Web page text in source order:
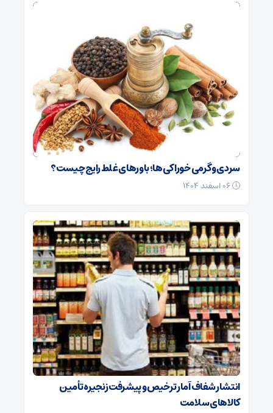
سردی و گرمی خوراکی‌ها؛ باورهای غلط رایج چیست؟
انتشار شفاف آمار ترخیص و پیشرفت زنجیره تأمین
کالاهای سلامت